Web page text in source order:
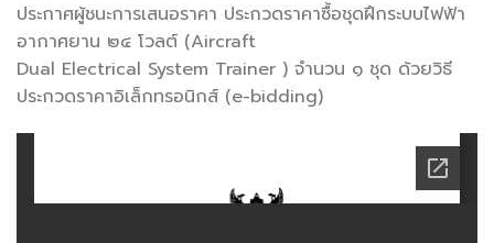
Dual Electrical
จำนวน ๑ ชุด ด้วย
bidding)
ประกาศผู้ชนะการเสนอราคา ประกวดราคาซื้อชุดฝึกระบบไฟฟ้า
อากาศยาน ๒๔ โวลต์ (Aircraft
Dual Electrical System Trainer ) จำนวน ๑ ชุด ด้วยวิธี
ประกวดราคาอิเล็กทรอนิกส์ (e-bidding)